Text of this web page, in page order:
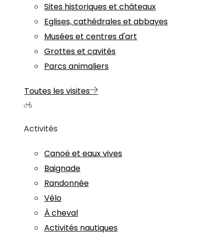
Sites historiques et châteaux
Eglises, cathédrales et abbayes
Musées et centres d'art
Grottes et cavités
Parcs animaliers
Toutes les visites
Activités
Canoë et eaux vives
Baignade
Randonnée
Vélo
À cheval
Activités nautiques